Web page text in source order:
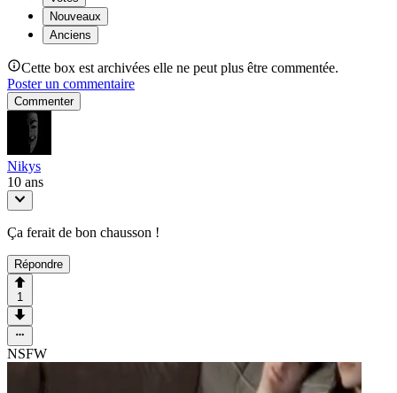
Nouveaux
Anciens
Cette box est archivées elle ne peut plus être commentée.
Poster un commentaire
Commenter
Nikys
10 ans
Ça ferait de bon chausson !
Répondre
1
NSFW